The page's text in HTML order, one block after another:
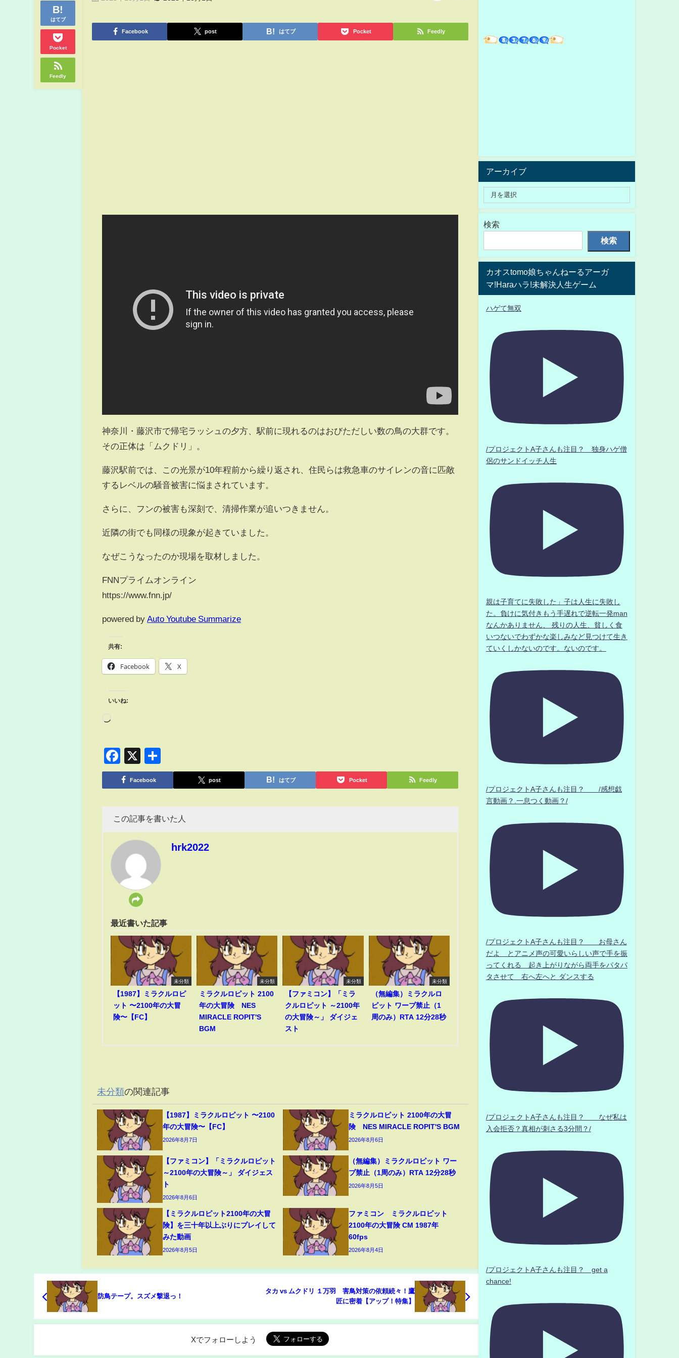
はてブ
Pocket
Feedly
Facebook post はてブ Pocket Feedly
神奈川・藤沢市で帰宅ラッシュの夕方、駅前に現れるのはおびただしい数の鳥の大群です。
その正体は「ムクドリ」。
藤沢駅前では、この光景が10年程前から繰り返され、住民らは救急車のサイレンの音に匹敵
するレベルの騒音被害に悩まされています。
さらに、フンの被害も深刻で、清掃作業が追いつきません。
近隣の街でも同様の現象が起きていました。
なぜこうなったのか現場を取材しました。
FNNプライムオンライン
https://www.fnn.jp/
powered by Auto Youtube Summarize
共有:
Facebook X
いいね:
Facebook
X
有
Facebook post はてブ Pocket Feedly
この記事を書いた人
hrk2022
最近書いた記事
未分類
【1987】ミラクルロピ
ット 〜2100年の大冒
険〜【FC】
未分類
ミラクルロピット 2100
年の大冒険 NES
MIRACLE ROPIT'S
BGM
未分類
【ファミコン】「ミラ
クルロピット ～2100年
の大冒険～」 ダイジェ
スト
未分類
（無編集）ミラクルロ
ピット ワープ禁止（1
周のみ）RTA 12分28秒
未分類の関連記事
【1987】ミラクルロピット 〜2100
年の大冒険〜【FC】
2026年8月7日
ミラクルロピット 2100年の大冒
険 NES MIRACLE ROPIT'S BGM
2026年8月6日
【ファミコン】「ミラクルロピット
～2100年の大冒険～」 ダイジェス
ト
2026年8月6日
（無編集）ミラクルロピット ワー
プ禁止（1周のみ）RTA 12分28秒
2026年8月5日
【ミラクルロピット2100年の大冒
険】を三十年以上ぶりにプレイして
みた動画
2026年8月5日
ファミコン ミラクルロピット
2100年の大冒険 CM 1987年
60fps
2026年8月4日
防鳥テープ。スズメ撃退っ！
タカ vs ムクドリ １万羽 害鳥対策の依頼続々！鷹
匠に密着【アップ！特集】
Xでフォローしよう
アーカイブ
検索
検索
カオスtomo娘ちゃんねーるアーガ
マ!Haraハラ!未解決人生ゲーム
ハゲて無双
/プロジェクトA子さんも注目？ 独身ハゲ僧
侶のサンドイッチ人生
親は子育てに失敗した」子は人生に失敗し
た。負けに気付きもう手遅れで逆転一発man
なんかありません、 残りの人生、貧しく食
いつないでわずかな楽しみなど見つけて生き
ていくしかないのです。ないのです。
/プロジェクトA子さんも注目？ /感想戯
言動画？.一息つく動画？/
/プロジェクトA子さんも注目？ お母さん
だよ とアニメ声の可愛いらしい声で手を振
ってくれる 起き上がりながら両手をパタパ
タさせて 右へ左へと ダンスする
/プロジェクトA子さんも注目？ なぜ私は
入会拒否？真相が刺さる3分間？/
/プロジェクトA子さんも注目？ get a
chance!